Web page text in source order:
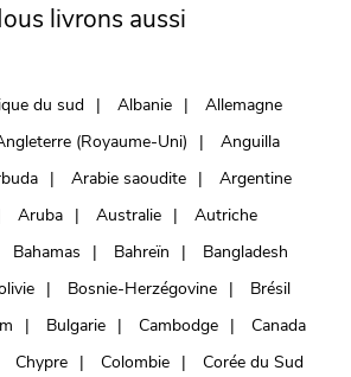
livrons aussi
du sud Albanie
Allemagne
(Royaume-Uni)
Anguilla
Arabie saoudite
Argentine
Aruba Australie
Autriche
Bahamas Bahreïn
Bangladesh
Bosnie-Herzégovine
Brésil
Bulgarie Cambodge
Canada
Chypre Colombie
Corée du Sud